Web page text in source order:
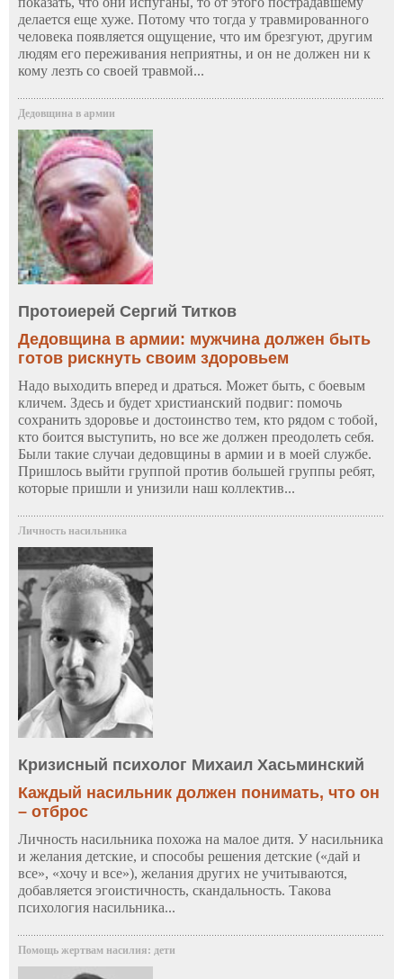
делается еще хуже. Потому что тогда у травмированного
человека появляется ощущение, что им брезгуют, другим
людям его переживания неприятны, и он не должен ни к
кому лезть со своей травмой...
Дедовщина в армии
Протоиерей Сергий Титков
Дедовщина в армии: мужчина должен быть
готов рискнуть своим здоровьем
Надо выходить вперед и драться. Может быть, с боевым
кличем. Здесь и будет христианский подвиг: помочь
сохранить здоровье и достоинство тем, кто рядом с тобой,
кто боится выступить, но все же должен преодолеть себя.
Были такие случаи дедовщины в армии и в моей службе.
Пришлось выйти группой против большей группы ребят,
которые пришли и унизили наш коллектив...
Личность насильника
Кризисный психолог Михаил Хасьминский
Каждый насильник должен понимать, что он
– отброс
Личность насильника похожа на малое дитя. У насильника
и желания детские, и способы решения детские («дай и
все», «хочу и все»), желания других не учитываются,
добавляется эгоистичность, скандальность. Такова
психология насильника...
Помощь жертвам насилия: дети